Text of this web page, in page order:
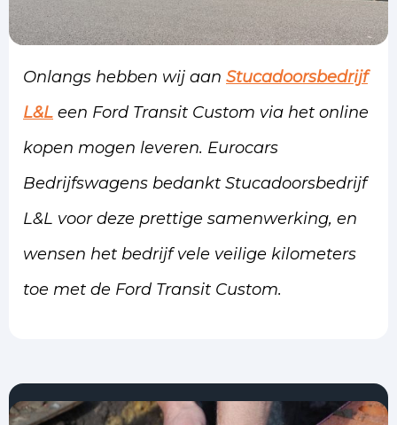
Onlangs hebben wij aan Stucadoorsbedrijf
L&L een Ford Transit Custom via het online
kopen mogen leveren. Eurocars
Bedrijfswagens bedankt Stucadoorsbedrijf
L&L voor deze prettige samenwerking, en
wensen het bedrijf vele veilige kilometers
toe met de Ford Transit Custom.